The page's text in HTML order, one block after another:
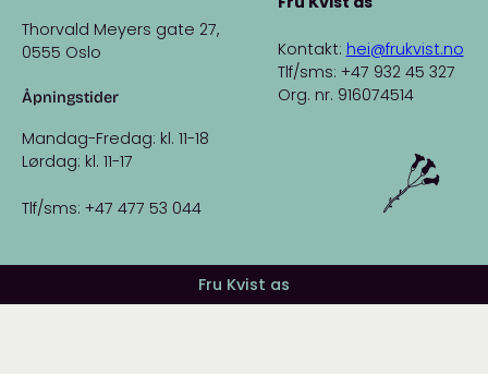
Thorvald Meyers gate 27,
0555 Oslo
Åpningstider
Mandag-Fredag: kl. 11-18
Lørdag: kl. 11-17
Tlf/sms: +47 477 53 044
Kontakt: hei@frukvist.no
Tlf/sms: +47 932 45 327
Org. nr. 916074514
Fru Kvist as